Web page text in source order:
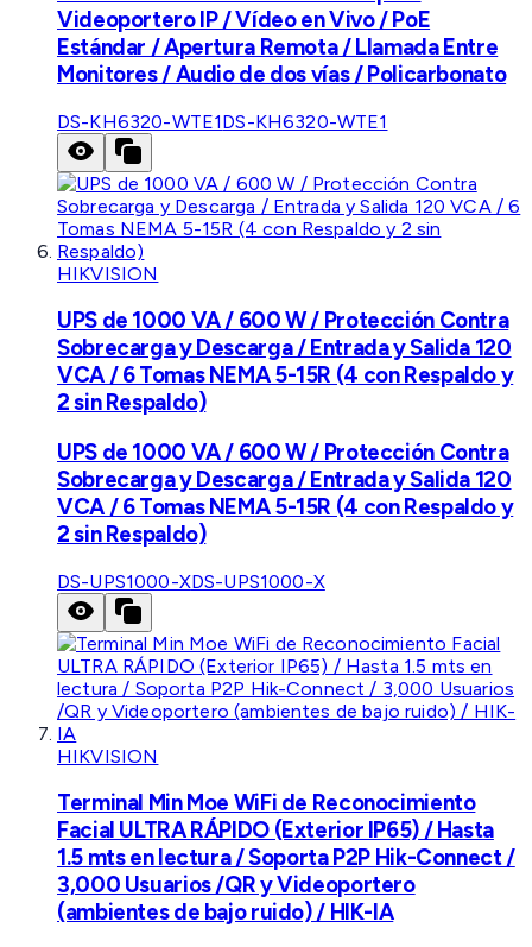
Videoportero IP / Vídeo en Vivo / PoE
Estándar / Apertura Remota / Llamada Entre
Monitores / Audio de dos vías / Policarbonato
DS-KH6320-WTE1DS-KH6320-WTE1
HIKVISION
UPS de 1000 VA / 600 W / Protección Contra
Sobrecarga y Descarga / Entrada y Salida 120
VCA / 6 Tomas NEMA 5-15R (4 con Respaldo y
2 sin Respaldo)
UPS de 1000 VA / 600 W / Protección Contra
Sobrecarga y Descarga / Entrada y Salida 120
VCA / 6 Tomas NEMA 5-15R (4 con Respaldo y
2 sin Respaldo)
DS-UPS1000-XDS-UPS1000-X
HIKVISION
Terminal Min Moe WiFi de Reconocimiento
Facial ULTRA RÁPIDO (Exterior IP65) / Hasta
1.5 mts en lectura / Soporta P2P Hik-Connect /
3,000 Usuarios /QR y Videoportero
(ambientes de bajo ruido) / HIK-IA